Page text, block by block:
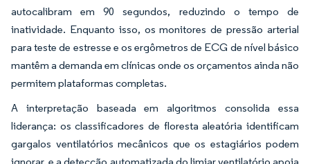
autocalibram em 90 segundos, reduzindo o tempo de
inatividade. Enquanto isso, os monitores de pressão arterial
para teste de estresse e os ergômetros de ECG de nível básico
mantêm a demanda em clínicas onde os orçamentos ainda não
permitem plataformas completas.
A interpretação baseada em algoritmos consolida essa
liderança: os classificadores de floresta aleatória identificam
gargalos ventilatórios mecânicos que os estagiários podem